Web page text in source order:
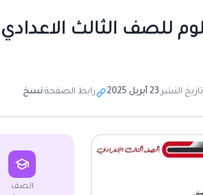
تاريخ النشر:23 أبريل 2025 رابط الصفحة:نسخ
الصف